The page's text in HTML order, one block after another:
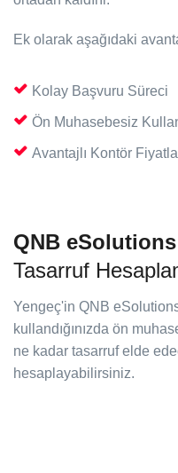
Ek olarak aşağıdaki
Kolay Başvuru Süreci
Ön Muhasebesiz
Avantajlı Kontör
QNB
Tasarruf
Yengeç'in QNB
kullandığınızda ön
ne kadar tasarruf elde
hesaplayabilirsiniz.